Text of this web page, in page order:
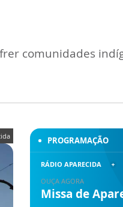
comunidades
PROGRAMAÇÃO
RÁDIO APARECIDA
OUÇA AGORA
Missa de